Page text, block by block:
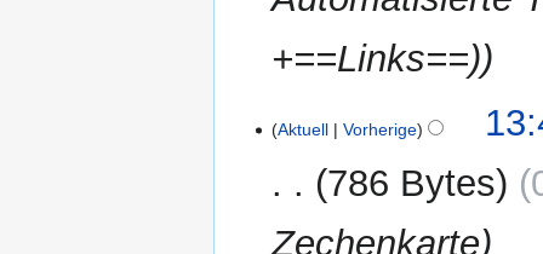
+==Links==)
MärzAktuell Vorherige
786 Bytes
Zechenkarte